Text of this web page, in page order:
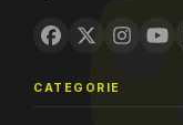
CATEGORIE